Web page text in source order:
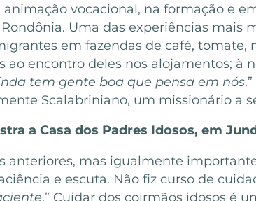
animação vocacional, na formação e
Uma das experiências mais
em fazendas de café, tomate,
ao encontro deles nos alojamentos;
tem gente boa que pensa em nós
Scalabriniano, um missionário a
a Casa dos Padres Idosos, em
anteriores, mas igualmente
e escuta. Não fiz curso de
.” Cuidar dos coirmãos idosos é